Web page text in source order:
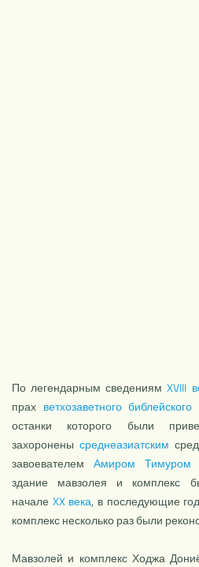
По легендарным сведениямXVIII
прах ветхозаветного библейского
останки которого были
захоронены среднеазиатским
завоевателем Амиром Тимуром
здание мавзолея и комплекс
начале XX века, в последующие
комплекс несколько раз были
Мавзолей и комплекс Ходжа